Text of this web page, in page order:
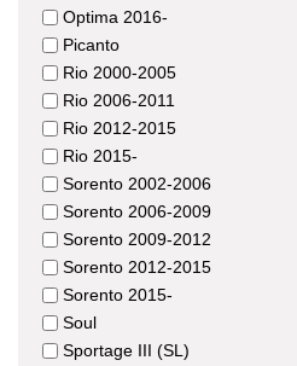
Optima 2016-
Picanto
Rio 2000-2005
Rio 2006-2011
Rio 2012-2015
Rio 2015-
Sorento 2002-2006
Sorento 2006-2009
Sorento 2009-2012
Sorento 2012-2015
Sorento 2015-
Soul
Sportage III (SL)